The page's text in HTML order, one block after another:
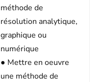
méthode de
résolution analytique,
graphique ou
numérique
● Mettre en oeuvre
une méthode de